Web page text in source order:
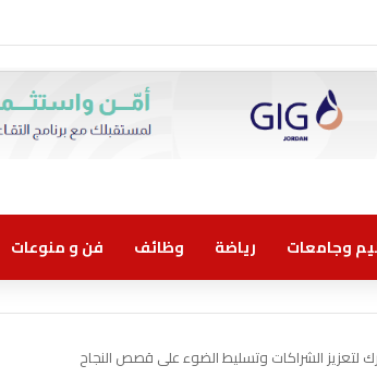
مشتركة
وجامعات رياضة وظائف فن و منوعات
لتعزيز الشراكات وتسليط الضوء على قصص النجاح